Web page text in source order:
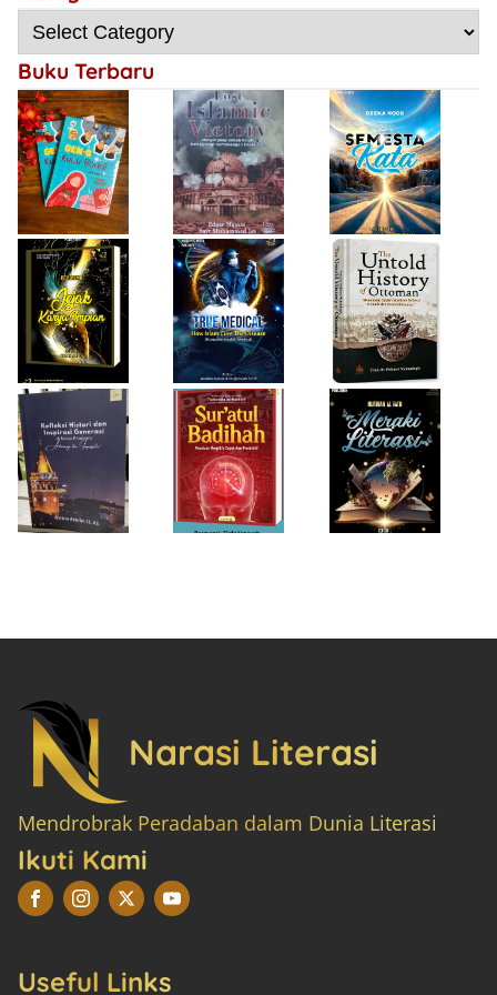
Buku Terbaru
Resensi Buku
Gen-Q Kece Badai
Kemenangan
Isty Daiyah
Jejak Karya Impian
Firda Umayah
True Medical,
Bukan Sekadar
Buku Medis
Haifa Eimaan
The Untold
History of
Ottoman
Desi Wulan Sari
Refleksi Histori
dan Inspirasi
Generasi di Masa
Pandemi
“Achieving the
Impossible”
Firda Umayah
Sur'atul Badihah,
Panduan Berpikir
Cepat dan
Produktif
Sartinah
Rempaka
Literasiku
Narasi Literasi
Mendrobrak Peradaban dalam Dunia Literasi
Ikuti Kami
Useful Links